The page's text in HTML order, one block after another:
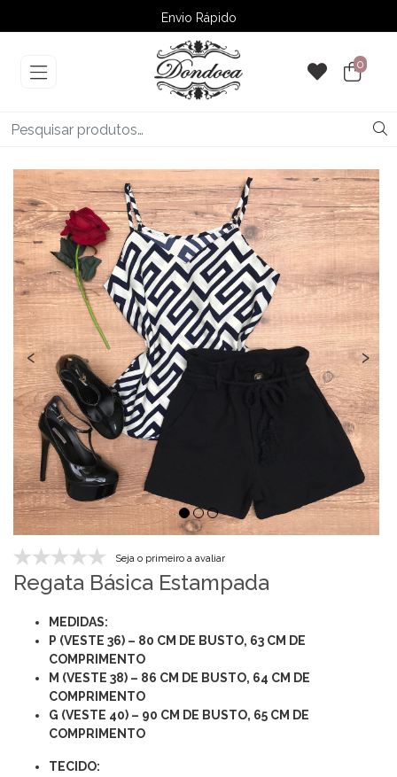
Envio Rápido
➚ Ofertas– Até 60% OFF
0
‹ ›
Seja o primeiro a avaliar
Regata Básica Estampada
MEDIDAS:
P (VESTE 36) – 80 CM DE BUSTO, 63 CM DE
COMPRIMENTO
M (VESTE 38) – 86 CM DE BUSTO, 64 CM DE
COMPRIMENTO
G (VESTE 40) – 90 CM DE BUSTO, 65 CM DE
COMPRIMENTO
TECIDO: